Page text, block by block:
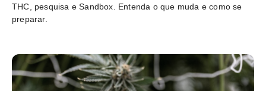
THC, pesquisa e Sandbox. Entenda o que muda e como se
preparar.